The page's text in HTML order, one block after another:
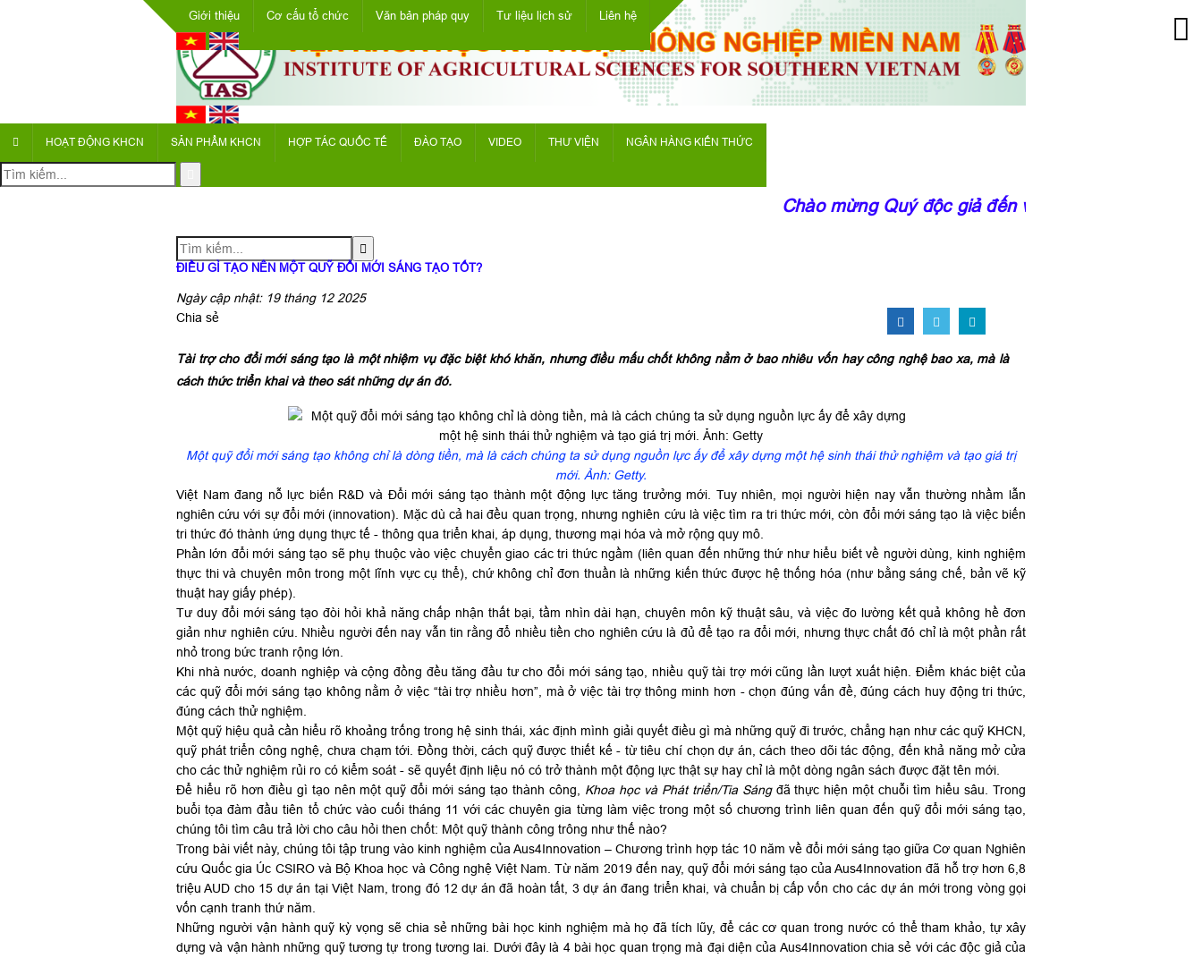
Giới thiệu Cơ cấu tổ chức Văn bản pháp quy Tư liệu lịch sử Liên hệ
HOẠT ĐỘNG KHCN SẢN PHẨM KHCN HỢP TÁC QUỐC TẾ ĐÀO TẠO VIDEO THƯ VIỆN NGÂN HÀNG KIẾN THỨC
Chào mừng Quý độc giả đến với trang thông tin của
ĐIỀU GÌ TẠO NÊN MỘT QUỸ ĐỔI MỚI SÁNG TẠO TỐT?
Ngày cập nhật: 19 tháng 12 2025
Chia sẻ
Tài trợ cho đổi mới sáng tạo là một nhiệm vụ đặc biệt khó khăn, nhưng điều mấu chốt không nằm ở bao nhiêu vốn hay công nghệ bao xa, mà là
cách thức triển khai và theo sát những dự án đó.
Một quỹ đổi mới sáng tạo không chỉ là dòng tiền, mà là cách chúng ta sử dụng nguồn lực ấy để xây dựng một hệ sinh thái thử nghiệm và tạo giá trị
mới. Ảnh: Getty.
Việt Nam đang nỗ lực biến R&D và Đổi mới sáng tạo thành một động lực tăng trưởng mới. Tuy nhiên, mọi người hiện nay vẫn thường nhầm lẫn
nghiên cứu với sự đổi mới (innovation). Mặc dù cả hai đều quan trọng, nhưng nghiên cứu là việc tìm ra tri thức mới, còn đổi mới sáng tạo là việc biến
tri thức đó thành ứng dụng thực tế - thông qua triển khai, áp dụng, thương mại hóa và mở rộng quy mô.
Phần lớn đổi mới sáng tạo sẽ phụ thuộc vào việc chuyển giao các tri thức ngầm (liên quan đến những thứ như hiểu biết về người dùng, kinh nghiệm
thực thi và chuyên môn trong một lĩnh vực cụ thể), chứ không chỉ đơn thuần là những kiến thức được hệ thống hóa (như bằng sáng chế, bản vẽ kỹ
thuật hay giấy phép).
Tư duy đổi mới sáng tạo đòi hỏi khả năng chấp nhận thất bại, tầm nhìn dài hạn, chuyên môn kỹ thuật sâu, và việc đo lường kết quả không hề đơn
giản như nghiên cứu. Nhiều người đến nay vẫn tin rằng đổ nhiều tiền cho nghiên cứu là đủ để tạo ra đổi mới, nhưng thực chất đó chỉ là một phần rất
nhỏ trong bức tranh rộng lớn.
Khi nhà nước, doanh nghiệp và cộng đồng đều tăng đầu tư cho đổi mới sáng tạo, nhiều quỹ tài trợ mới cũng lần lượt xuất hiện. Điểm khác biệt của
các quỹ đổi mới sáng tạo không nằm ở việc “tài trợ nhiều hơn”, mà ở việc tài trợ thông minh hơn - chọn đúng vấn đề, đúng cách huy động tri thức,
đúng cách thử nghiệm.
Một quỹ hiệu quả cần hiểu rõ khoảng trống trong hệ sinh thái, xác định mình giải quyết điều gì mà những quỹ đi trước, chẳng hạn như các quỹ KHCN,
quỹ phát triển công nghệ, chưa chạm tới. Đồng thời, cách quỹ được thiết kế - từ tiêu chí chọn dự án, cách theo dõi tác động, đến khả năng mở cửa
cho các thử nghiệm rủi ro có kiểm soát - sẽ quyết định liệu nó có trở thành một động lực thật sự hay chỉ là một dòng ngân sách được đặt tên mới.
Để hiểu rõ hơn điều gì tạo nên một quỹ đổi mới sáng tạo thành công, Khoa học và Phát triển/Tia Sángđã thực hiện một chuỗi tìm hiểu sâu. Trong
buổi tọa đàm đầu tiên tổ chức vào cuối tháng 11 với các chuyên gia từng làm việc trong một số chương trình liên quan đến quỹ đổi mới sáng tạo,
chúng tôi tìm câu trả lời cho câu hỏi then chốt: Một quỹ thành công trông như thế nào?
Trong bài viết này, chúng tôi tập trung vào kinh nghiệm của Aus4Innovation – Chương trình hợp tác 10 năm về đổi mới sáng tạo giữa Cơ quan Nghiên
cứu Quốc gia Úc CSIRO và Bộ Khoa học và Công nghệ Việt Nam. Từ năm 2019 đến nay, quỹ đổi mới sáng tạo của Aus4Innovation đã hỗ trợ hơn 6,8
triệu AUD cho 15 dự án tại Việt Nam, trong đó 12 dự án đã hoàn tất, 3 dự án đang triển khai, và chuẩn bị cấp vốn cho các dự án mới trong vòng gọi
vốn cạnh tranh thứ năm.
Những người vận hành quỹ kỳ vọng sẽ chia sẻ những bài học kinh nghiệm mà họ đã tích lũy, để các cơ quan trong nước có thể tham khảo, tự xây
dựng và vận hành những quỹ tương tự trong tương lai. Dưới đây là 4 bài học quan trọng mà đại diện của Aus4Innovation chia sẻ với các độc giả của